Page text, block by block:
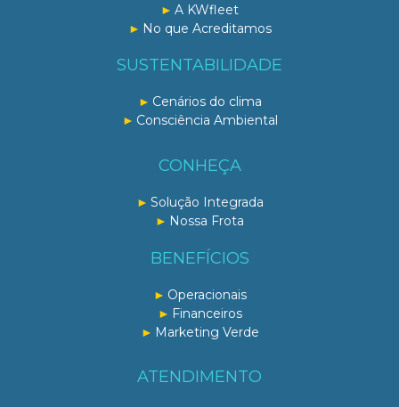
A KWfleet
No que Acreditamos
SUSTENTABILIDADE
Cenários do clima
Consciência Ambiental
CONHEÇA
Solução Integrada
Nossa Frota
BENEFÍCIOS
Operacionais
Financeiros
Marketing Verde
ATENDIMENTO